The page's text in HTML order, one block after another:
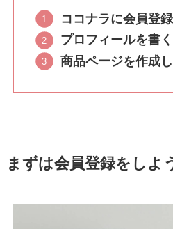
ココナラに会員登
プロフィールを書く
商品ページを作成
まずは会員登録をしよ